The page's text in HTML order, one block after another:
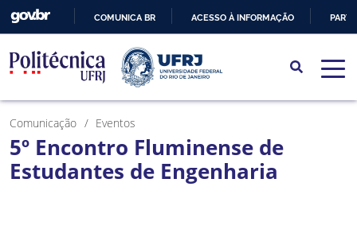
PARA
O
CONTEÚDO
COMUNICA BR ACESSO À INFORMAÇÃO
Comunicação Eventos
5º Encontro Fluminense de
Estudantes de Engenharia